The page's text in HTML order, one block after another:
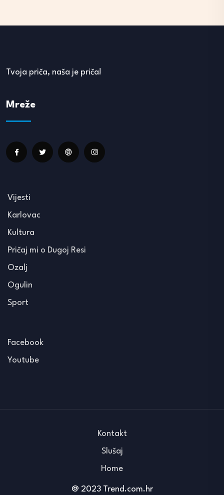
Tvoja priča, naša je priča!
Mreže
Vijesti
Karlovac
Kultura
Pričaj mi o Dugoj Resi
Ozalj
Ogulin
Sport
Facebook
Youtube
@ 2023 Trend.com.hr
Kontakt
Slušaj
Home